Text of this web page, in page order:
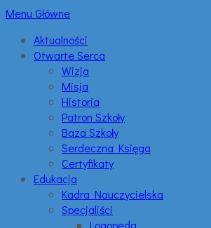
Menu Główne
Aktualności
Otwarte Serca
Wizja
Misja
Historia
Patron Szkoły
Baza Szkoły
Serdeczna Księga
Certyfikaty
Edukacja
Kadra Nauczycielska
Specjaliści
Logopeda